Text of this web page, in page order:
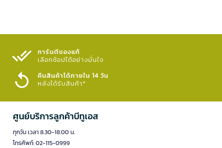
การันตีของแท้
เลือกช้อปได้อย่างมั่นใจ​
คืนสินค้าได้ภายใน 14 วัน
หลังได้รับสินค้า*
ศูนย์บริการลูกค้าบีทูเอส
ทุกวัน เวลา 8.30-18.00 น.
โทรศัพท์: 02-115-0999